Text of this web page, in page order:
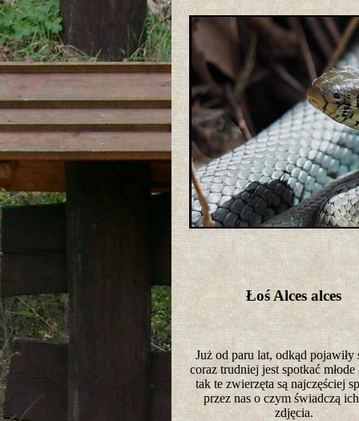
Łoś Alces alces
Już od paru lat, odkąd
coraz trudniej jest spotkać młode
tak te zwierzęta są najczęściej
przez nas o czym świadczą
zdjęcia.